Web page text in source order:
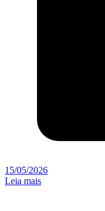
15/05/2026
Leia mais